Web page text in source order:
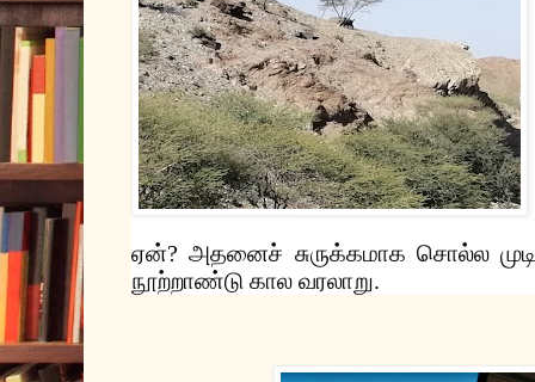
ஏன்?அதனைச் சுருக்கமாக சொல்ல
நூற்றாண்டு கால வரலாறு.